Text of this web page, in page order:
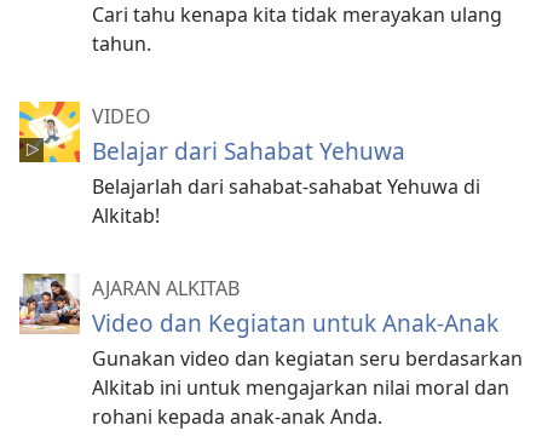
Cari tahu kenapa kita tidak merayakan ulang
tahun.
VIDEO
Belajar dari Sahabat Yehuwa
Belajarlah dari sahabat-sahabat Yehuwa di
Alkitab!
AJARAN ALKITAB
Video dan Kegiatan untuk Anak-Anak
Gunakan video dan kegiatan seru berdasarkan
Alkitab ini untuk mengajarkan nilai moral dan
rohani kepada anak-anak Anda.